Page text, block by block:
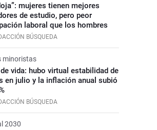
mujeres tienen mejores
de estudio, pero peor
laboral que los hombres
BÚSQUEDA
minoristas
vida: hubo virtual estabilidad de
en julio y la inflación anual subió
BÚSQUEDA
2030